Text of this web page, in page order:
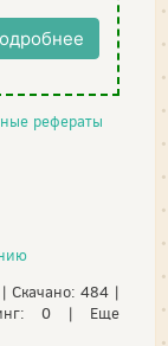
рефераты
Скачано: 484 |
0 | Еще